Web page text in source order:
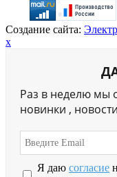
Создание сайта:
x
Раз в неделю мы
новинки ,
Я даю согласие